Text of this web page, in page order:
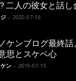
二人の彼女と話し
- 2020-07-16
ケンブログ最終
思とスケベ心
ン - 2019-07-15